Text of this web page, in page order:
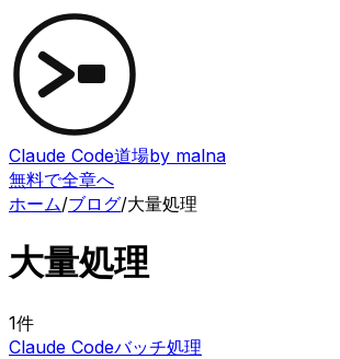
Claude Code道場by malna
無料で全章へ
ホーム/ブログ/大量処理
大量処理
1件
Claude Codeバッチ処理